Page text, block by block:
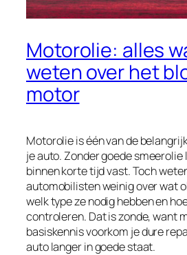
Motorolie: alles
weten over het
motor
Motorolie is één van de
je auto. Zonder goede
binnen korte tijd vast. Toch
automobilisten weinig over wat
welk type ze nodig hebben en
controleren. Dat is zonde, want
basiskennis voorkom je dure
auto langer in goede staat.